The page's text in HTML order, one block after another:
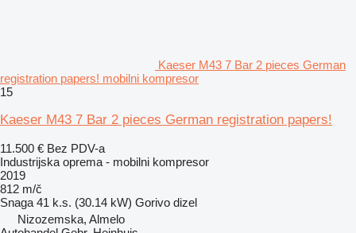
Kaeser M43 7 Bar 2 pieces German
registration papers! mobilni kompresor
15
Kaeser M43 7 Bar 2 pieces German registration papers!
11.500 € Bez PDV-a
Industrijska oprema - mobilni kompresor
2019
812 m/č
Snaga 41 k.s. (30.14 kW) Gorivo dizel
Nizozemska, Almelo